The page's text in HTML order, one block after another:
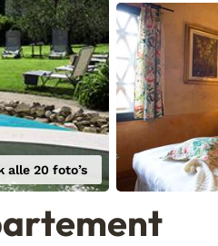
alle 20 foto’s